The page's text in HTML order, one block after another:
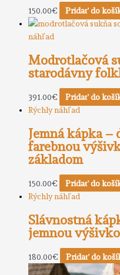
150.00€
Pridať do
náhľad
Modrotlačová
starodávny
391.00€
Pridať do
Rýchly náhľad
Jemná kápka –
farebnou
základom
150.00€
Pridať do
Rýchly náhľad
Slávnostná
jemnou
180.00€ Pridať do